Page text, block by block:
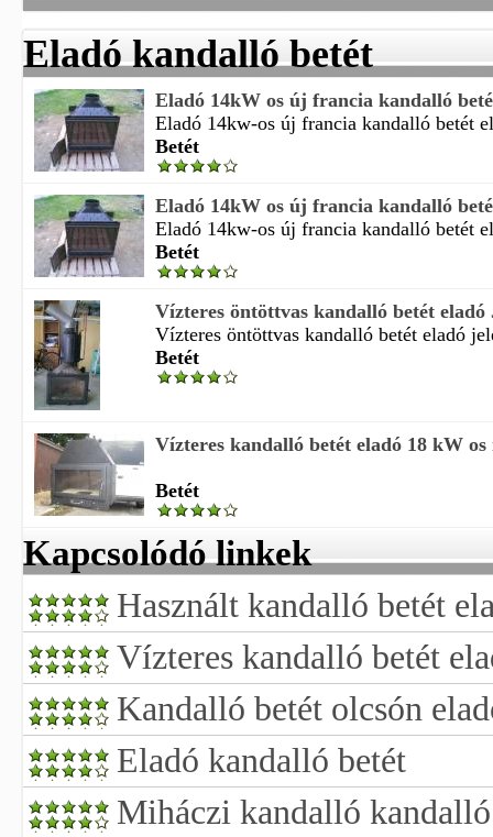
Eladó kandalló betét
Eladó 14kW os új francia kandalló
Eladó 14kw-os új francia kandalló betét
Betét
Eladó 14kW os új francia kandalló
Eladó 14kw-os új francia kandalló betét
Betét
Vízteres öntöttvas kandalló betét eladó
Vízteres öntöttvas kandalló betét eladó
Betét
Vízteres kandalló betét eladó 18 kW
Betét
Kapcsolódó linkek
Használt kandalló betét
Vízteres kandalló betét
Kandalló betét olcsón
Eladó kandalló betét
Miháczi kandalló kandalló